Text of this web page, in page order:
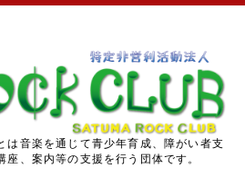
は音楽を通じて青少年育成、障がい者支
座、案内等の支援を行う団体です。